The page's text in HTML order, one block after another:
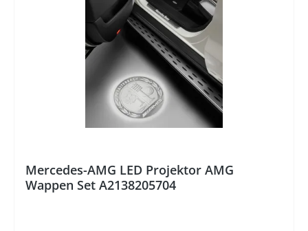
Mercedes-AMG LED Projektor AMG
Wappen Set A2138205704